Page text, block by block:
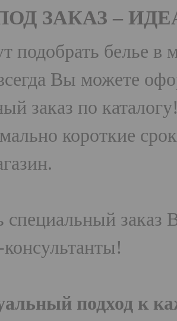
ЗАКАЗ –
подобрать белье в
Вы можете
заказ по
короткие
заказ
подход к